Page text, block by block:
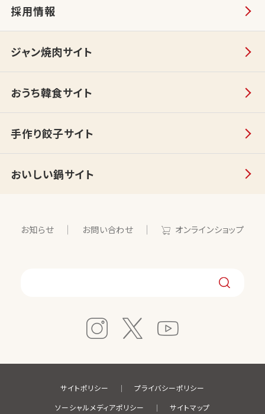
採用情報
ジャン焼肉サイト
おうち韓食サイト
手作り餃子サイト
おいしい鍋サイト
お知らせ お問い合わせ オンラインショップ
サイトポリシー
プライバシーポリシー
ソーシャルメディアポリシー
サイトマップ